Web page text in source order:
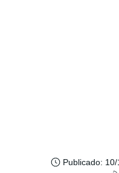
Publicado: